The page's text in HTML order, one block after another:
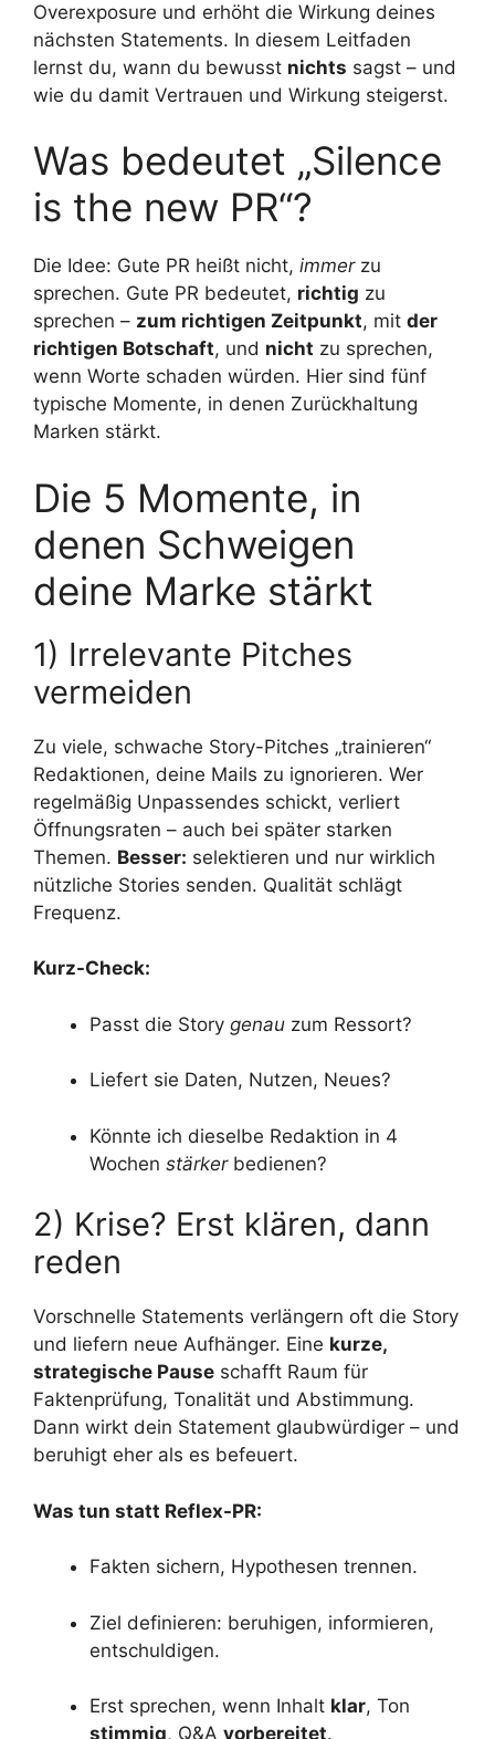
Overexposure und erhöht die Wirkung deines
nächsten Statements. In diesem Leitfaden
lernst du, wann du bewusst nichts sagst – und
wie du damit Vertrauen und Wirkung steigerst.
Was bedeutet „Silence
is the new PR“?
Die Idee: Gute PR heißt nicht, immerzu
sprechen. Gute PR bedeutet, richtig zu
sprechen – zum richtigen Zeitpunkt, mit der
richtigen Botschaft, und nicht zu sprechen,
wenn Worte schaden würden. Hier sind fünf
typische Momente, in denen Zurückhaltung
Marken stärkt.
Die 5 Momente, in
denen Schweigen
deine Marke stärkt
1) Irrelevante Pitches
vermeiden
Zu viele, schwache Story-Pitches „trainieren“
Redaktionen, deine Mails zu ignorieren. Wer
regelmäßig Unpassendes schickt, verliert
Öffnungsraten – auch bei später starken
Themen. Besser: selektieren und nur wirklich
nützliche Stories senden. Qualität schlägt
Frequenz.
Kurz-Check:
Passt die Story genau zum Ressort?
Liefert sie Daten, Nutzen, Neues?
Könnte ich dieselbe Redaktion in 4
Wochen stärkerbedienen?
2) Krise? Erst klären, dann
reden
Vorschnelle Statements verlängern oft die Story
und liefern neue Aufhänger. Eine kurze,
strategische Pause schafft Raum für
Faktenprüfung, Tonalität und Abstimmung.
Dann wirkt dein Statement glaubwürdiger – und
beruhigt eher als es befeuert.
Was tun statt Reflex-PR:
Fakten sichern, Hypothesen trennen.
Ziel definieren: beruhigen, informieren,
entschuldigen.
Erst sprechen, wenn Inhalt klar, Ton
stimmig, Q&A vorbereitet.